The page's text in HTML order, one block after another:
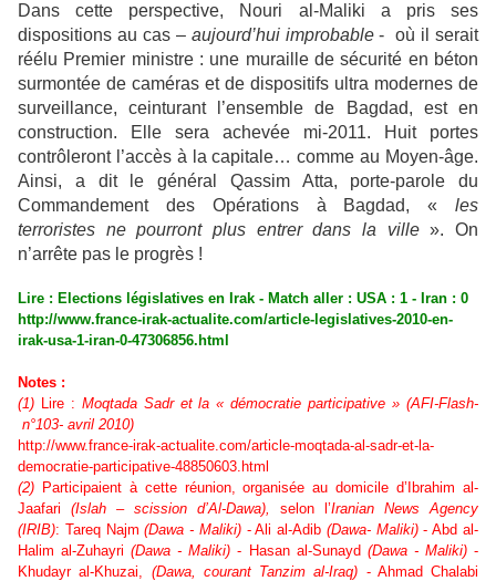
Dans cette perspective, Nouri al-Maliki a pris ses
dispositions au cas – aujourd’hui improbable- où il serait
réélu Premier ministre : une muraille de sécurité en béton
surmontée de caméras et de dispositifs ultra modernes de
surveillance, ceinturant l’ensemble de Bagdad, est en
construction. Elle sera achevée mi-2011. Huit portes
contrôleront l’accès à la capitale… comme au Moyen-âge.
Ainsi, a dit le général Qassim Atta, porte-parole du
Commandement des Opérations à Bagdad, « les
terroristes ne pourront plus entrer dans la ville». On
n’arrête pas le progrès !
Lire : Elections législatives en Irak - Match aller : USA : 1 - Iran : 0
http://www.france-irak-actualite.com/article-legislatives-2010-en-
irak-usa-1-iran-0-47306856.html
Notes :
(1) Lire : Moqtada Sadr et la « démocratie participative » (AFI-Flash-
n°103- avril 2010)
http://www.france-irak-actualite.com/article-moqtada-al-sadr-et-la-
democratie-participative-48850603.html
(2) Participaient à cette réunion, organisée au domicile d’Ibrahim al-
Jaafari (Islah – scission d’Al-Dawa), selon l’Iranian News Agency
(IRIB): Tareq Najm(Dawa - Maliki)- Ali al-Adib (Dawa- Maliki)- Abd al-
Halim al-Zuhayri(Dawa - Maliki) - Hasan al-Sunayd (Dawa - Maliki)-
Khudayr al-Khuzai, (Dawa, courant Tanzim al-Iraq) - Ahmad Chalabi